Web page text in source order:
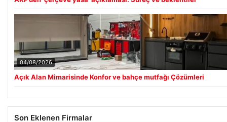
04/08/2026
Açık Alan Mimarisinde Konfor ve bahçe mutfağı Çözümleri
Son Eklenen Firmalar